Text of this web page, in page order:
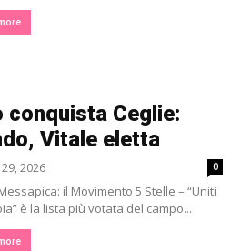
conquista Ceglie:
Vitale eletta
2026 0
il Movimento 5 Stelle – “Uniti
è la lista più votata del campo...